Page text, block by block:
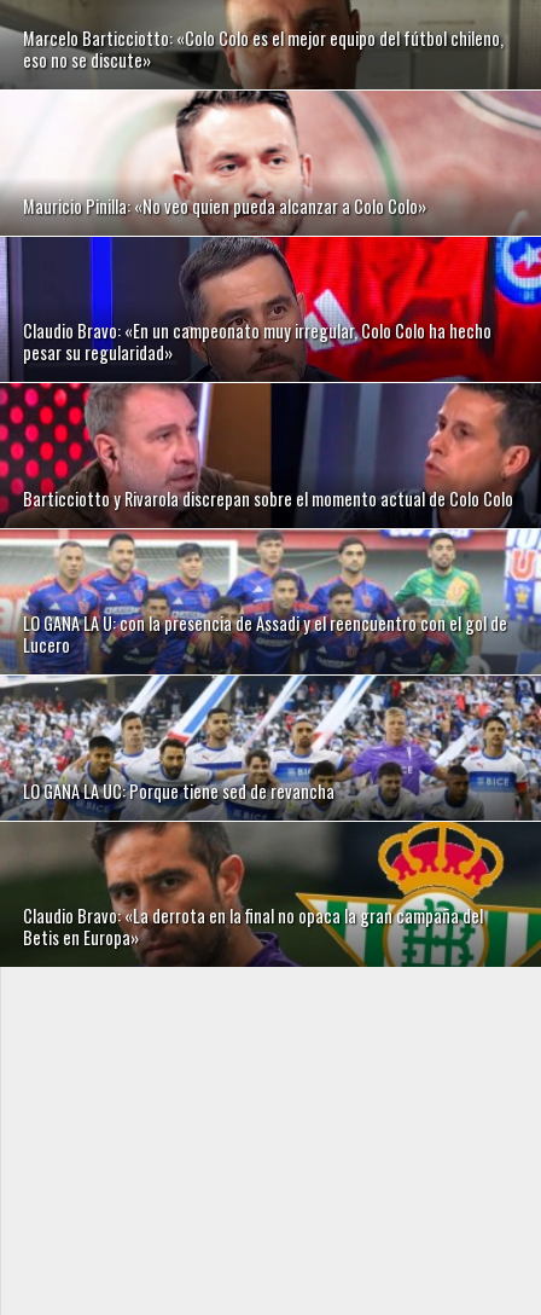
Marcelo Barticciotto: «Colo Colo es el mejor equipo del fútbol chileno,
eso no se discute»
Mauricio Pinilla: «No veo quien pueda alcanzar a Colo Colo»
Claudio Bravo: «En un campeonato muy irregular, Colo Colo ha hecho
pesar su regularidad»
Barticciotto y Rivarola discrepan sobre el momento actual de Colo Colo
LO GANA LA U: con la presencia de Assadi y el reencuentro con el gol de
Lucero
LO GANA LA UC: Porque tiene sed de revancha
Claudio Bravo: «La derrota en la final no opaca la gran campaña del
Betis en Europa»